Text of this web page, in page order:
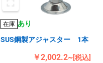
在庫 あり
SUS鋼製アジャスター 1本
￥2,002.2~[税込]